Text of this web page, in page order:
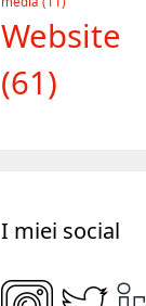
Website
(61)
I miei social